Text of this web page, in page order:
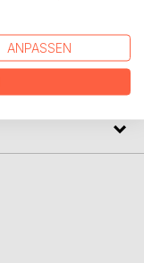
ANPASSEN